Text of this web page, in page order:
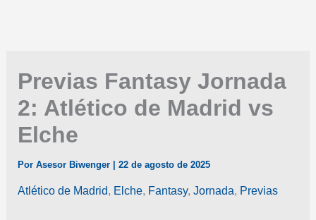
Previas Fantasy Jornada
2: Atlético de Madrid vs
Elche
Por Asesor Biwenger 22 de agosto de 2025
Atlético de Madrid, Elche, Fantasy, Jornada, Previas